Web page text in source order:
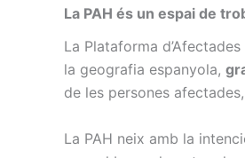
La PAH és un espai de
La Plataforma
la geografia espanyola,
de les persones
La PAH neix amb la